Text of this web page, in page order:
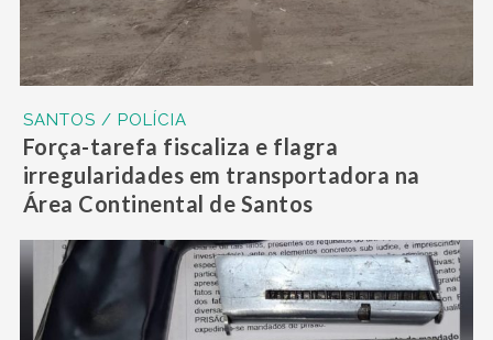
SANTOS / POLÍCIA
Força-tarefa fiscaliza e flagra
irregularidades em transportadora na
Área Continental de Santos